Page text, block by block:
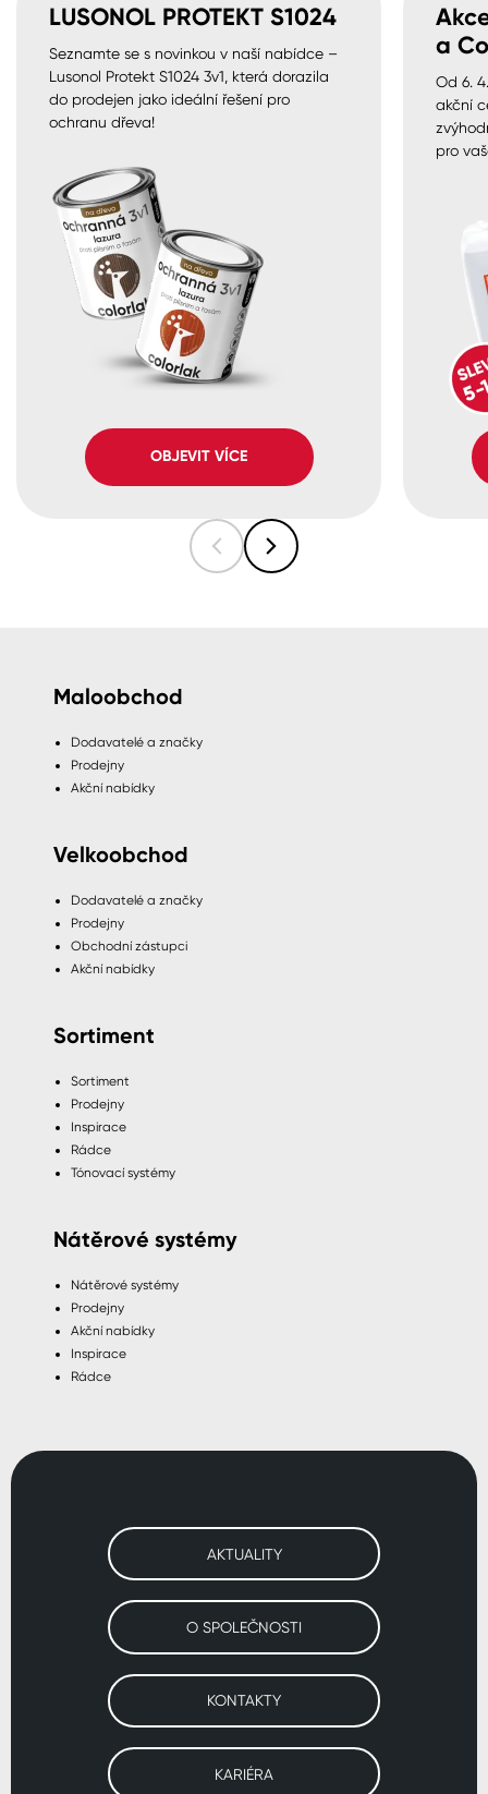
LUSONOL PROTEKT S1024
Seznamte se s novinkou v naší nabídce –
Lusonol Protekt S1024 3v1, která dorazila
do prodejen jako ideální řešení pro
ochranu dřeva!
OBJEVIT VÍCE
a
Od 6.
akční
pro
Maloobchod
Dodavatelé a značky
Prodejny
Akční nabídky
Velkoobchod
Dodavatelé a značky
Prodejny
Obchodní zástupci
Akční nabídky
Sortiment
Sortiment
Prodejny
Inspirace
Rádce
Tónovací systémy
Nátěrové systémy
Nátěrové systémy
Prodejny
Akční nabídky
Inspirace
Rádce
AKTUALITY
O SPOLEČNOSTI
KONTAKTY
KARIÉRA